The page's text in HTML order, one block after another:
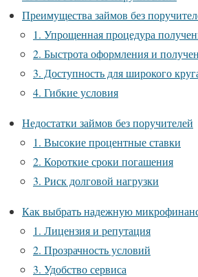
Преимущества займов без
1. Упрощенная процедура
2. Быстрота оформления и
3. Доступность для широкого
4. Гибкие условия
Недостатки займов без поручителей
1. Высокие процентные ставки
2. Короткие сроки погашения
3. Риск долговой нагрузки
Как выбрать надежную
1. Лицензия и репутация
2. Прозрачность условий
3. Удобство сервиса